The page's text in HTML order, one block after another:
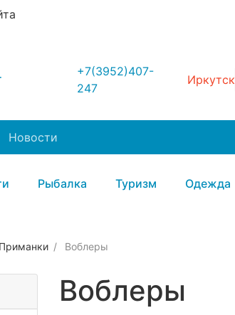
+7(3952)407-
247
Иркутск
Новости
Рыбалка Туризм Одежда
Приманки Воблеры
Воблеры